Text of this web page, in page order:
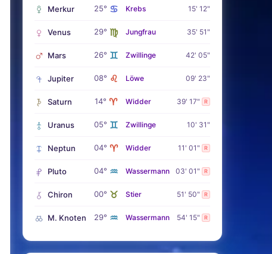
Merkur 25° ♋ Krebs 15' 12"
Venus 29° ♍ Jungfrau 35' 51"
Mars 26° ♊ Zwillinge 42' 05"
Jupiter 08° ♌ Löwe 09' 23"
Saturn 14° ♈ Widder 39' 17" R
Uranus 05° ♊ Zwillinge 10' 31"
Neptun 04° ♈ Widder 11' 01" R
Pluto 04° ♒ Wassermann 03' 01" R
Chiron 00° ♉ Stier 51' 50" R
M. Knoten 29° ♒ Wassermann 54' 15" R